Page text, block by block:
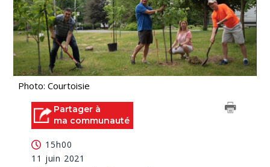
Photo: Courtoisie
Partager à
ma communauté
15h00
11 juin 2021